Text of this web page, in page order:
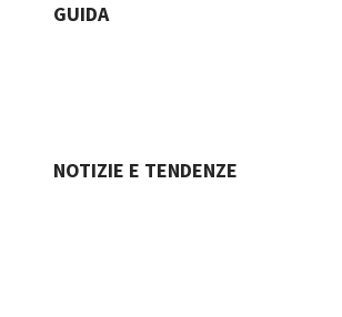
GUIDA
NOTIZIE E TENDENZE